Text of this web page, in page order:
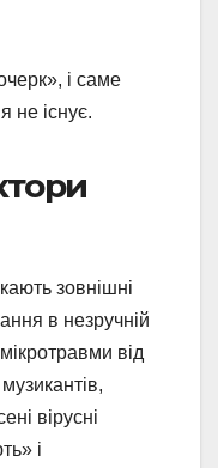
і саме
не існує.
зовнішні
в незручній
від
вірусні
і